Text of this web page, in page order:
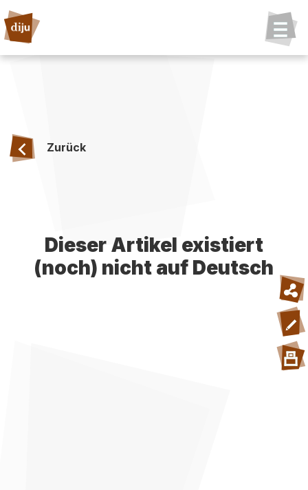
Zurück
Dieser Artikel existiert
(noch) nicht auf Deutsch